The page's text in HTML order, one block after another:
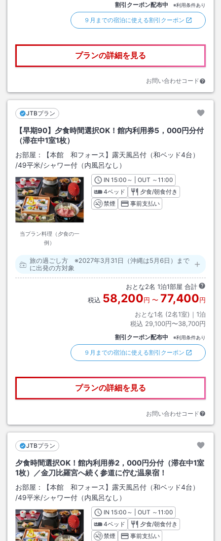
割引クーポン配布中 ※利用条件あり
９月までの宿泊に使える割引クーポン
プランの詳細を見る
お問い合わせコード
JTBプラン
【早期90】夕食時間選択OK！館内利用券5，000円分付
（滞在中1室1枚）
お部屋：
【本館 和フォース】露天風呂付（和ベッド4台）
/49平米/シャワー付（内風呂なし）
当プラン料理（夕食の一
例）
INチェックイン
15:00 ～ | OUT チェックアウト
～11:00
4ベッド
夕食/朝食付き
禁煙
事前支払い
旅の過ごし方 ※2027年3月31日（沖縄は5月6日）まで
に出発の方対象
おとな2名 1泊1部屋 合計
税込 58,200円 〜 77,400円
おとな1名 (2名1室)｜ 1泊
税込 29,100円〜38,700円
割引クーポン配布中 ※利用条件あり
９月までの宿泊に使える割引クーポン
プランの詳細を見る
お問い合わせコード
JTBプラン
夕食時間選択OK！館内利用券2，000円分付（滞在中1室
1枚）／金刀比羅宮へ続く参道に佇む温泉宿！
お部屋：
【本館 和フォース】露天風呂付（和ベッド4台）
/49平米/シャワー付（内風呂なし）
INチェックイン
15:00 ～ | OUT チェックアウト
～11:00
4ベッド
夕食/朝食付き
禁煙
事前支払い